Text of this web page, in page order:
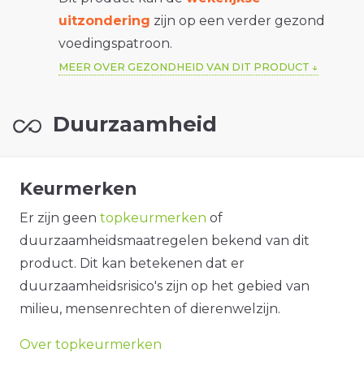
uitzondering zijn op een verder gezond
voedingspatroon.
MEER OVER GEZONDHEID VAN DIT PRODUCT
Duurzaamheid
Keurmerken
Er zijn geen topkeurmerken of
duurzaamheidsmaatregelen bekend van dit
product. Dit kan betekenen dat er
duurzaamheidsrisico's zijn op het gebied van
milieu, mensenrechten of dierenwelzijn.
Over topkeurmerken